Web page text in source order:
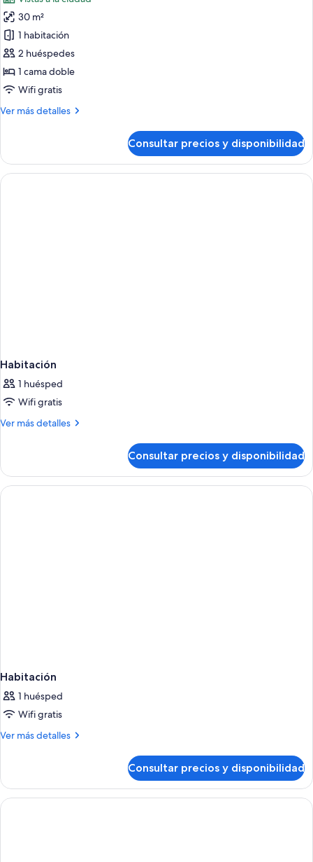
las
fotos
de
Habitación
ejecutiva,
1
doble
30 m²
1 habitación
2 huéspedes
1 cama doble
Wifi gratis
Ver más detalles
Más
ejecutiva,
cama
Consultar precios y disponibilidad
Habitación
1 huésped
Wifi gratis
Ver más detalles
Más
Consultar precios y disponibilidad
Habitación
1 huésped
Wifi gratis
Ver más detalles
Más
Consultar precios y disponibilidad